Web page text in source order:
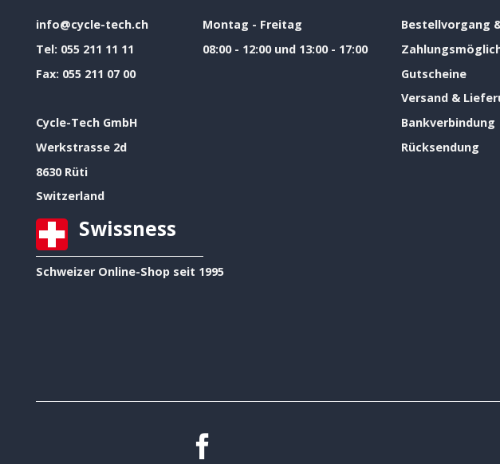
info@cycle-tech.ch
Tel: 055 211 11 11
Fax: 055 211 07 00
Cycle-Tech GmbH
Werkstrasse 2d
8630 Rüti
Switzerland
Montag - Freitag
08:00 - 12:00 und 13:00 - 17:00
Bestellvorgang
Gutscheine
Versand &
Bankverbindung
Rücksendung
Swissness
Schweizer Online-Shop seit 1995